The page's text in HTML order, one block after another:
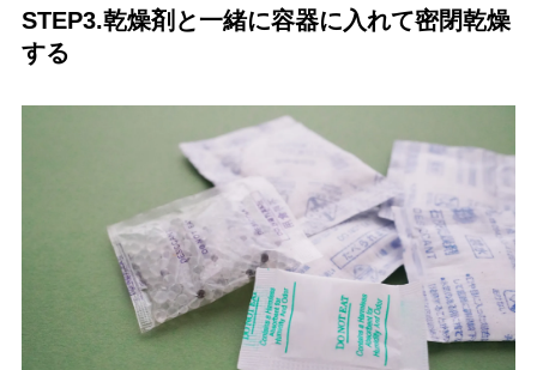
STEP3.乾燥剤と一緒に容器に入れて密閉乾燥
する